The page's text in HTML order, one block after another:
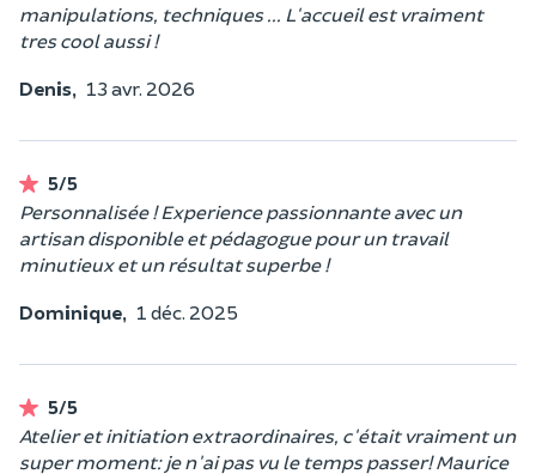
manipulations, techniques ... L'accueil est vraiment
tres cool aussi !
Denis, 13 avr. 2026
5/5
Personnalisée ! Experience passionnante avec un
artisan disponible et pédagogue pour un travail
minutieux et un résultat superbe !
Dominique, 1 déc. 2025
5/5
Atelier et initiation extraordinaires, c'était vraiment un
super moment: je n'ai pas vu le temps passer! Maurice